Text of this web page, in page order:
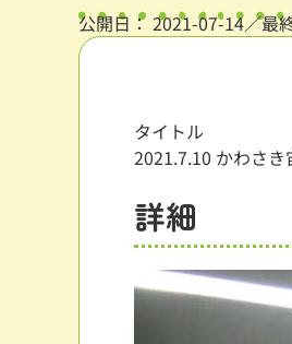
公開日： 2021-07-14／最
タイトル
2021.7.10 かわさ
詳細